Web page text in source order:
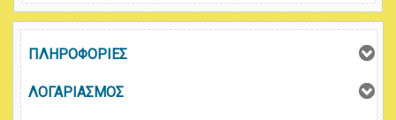
ΠΛΗΡΟΦΟΡΙΕΣ
ΛΟΓΑΡΙΑΣΜΟΣ